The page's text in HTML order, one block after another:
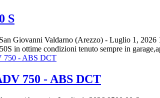
S
San Giovanni Valdarno (Arezzo) - Luglio 1, 2026
in ottime condizioni tenuto sempre in
750 - ABS DCT